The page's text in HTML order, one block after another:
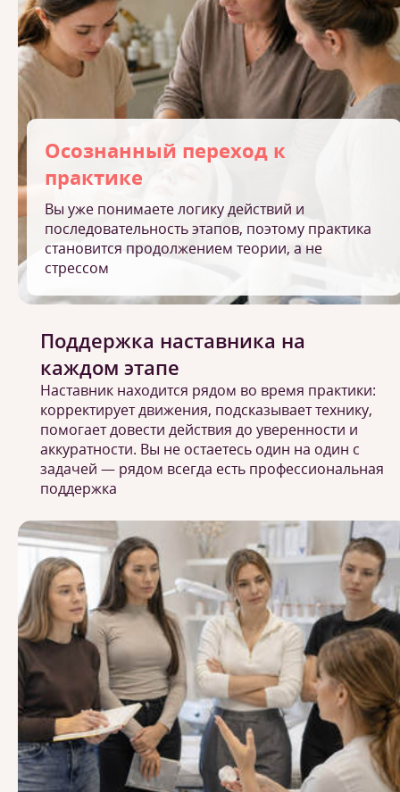
Осознанный переход к
практике
Вы уже понимаете логику действий и
последовательность этапов, поэтому практика
становится продолжением теории, а не
стрессом
Поддержка наставника на
каждом этапе
Наставник находится рядом во время практики:
корректирует движения, подсказывает технику,
помогает довести действия до уверенности и
аккуратности. Вы не остаетесь один на один с
задачей — рядом всегда есть профессиональная
поддержка